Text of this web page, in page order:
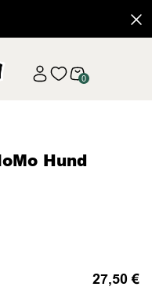
0
Hund
27,50€